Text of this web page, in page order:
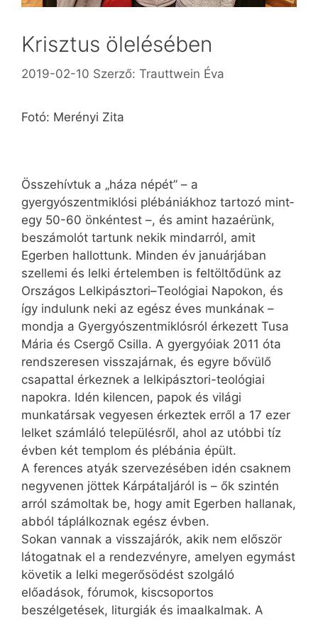
Krisztus ölelésében
2019-02-10 Szerző: Trauttwein Éva
Fotó: Merényi Zita
Összehívtuk a „háza népét” – a
gyergyószentmiklósi plébániákhoz tartozó mint­
egy 50-60 önkéntest –, és amint hazaérünk,
beszámolót tartunk nekik mindarról, amit
Egerben hallottunk. Minden év januárjában
szellemi és lelki értelemben is feltöltődünk az
Országos Lelkipásztori–Teológiai Napokon, és
így indulunk neki az egész éves munkának –
mondja a Gyergyószentmiklósról érkezett Tusa
Mária és Csergő Csilla. A gyergyóiak 2011 óta
rendszeresen visszajárnak, és egyre bővülő
csapattal érkeznek a lelkipásztori-teológiai
napokra. Idén kilencen, papok és világi
munkatársak vegyesen érkeztek erről a 17 ezer
lelket számláló településről, ahol az utóbbi tíz
évben két templom és plébánia épült.
A ferences atyák szervezésében idén csaknem
negyvenen jöttek Kárpátaljáról is – ők szintén
arról számoltak be, hogy amit Egerben hallanak,
abból táplálkoznak egész évben.
Sokan vannak a visszajárók, akik nem először
látogatnak el a rendezvényre, amelyen egymást
követik a lelki megerősödést szolgáló
előadások, fórumok, kiscsoportos
beszélgetések, liturgiák és imaalkalmak. A